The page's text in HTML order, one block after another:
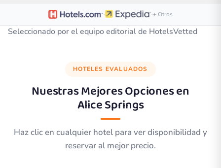
· ·+ Otros
Seleccionado por el equipo editorial de HotelsVetted
HOTELES EVALUADOS
Nuestras Mejores Opciones en
Alice Springs
Haz clic en cualquier hotel para ver disponibilidad y
reservar al mejor precio.